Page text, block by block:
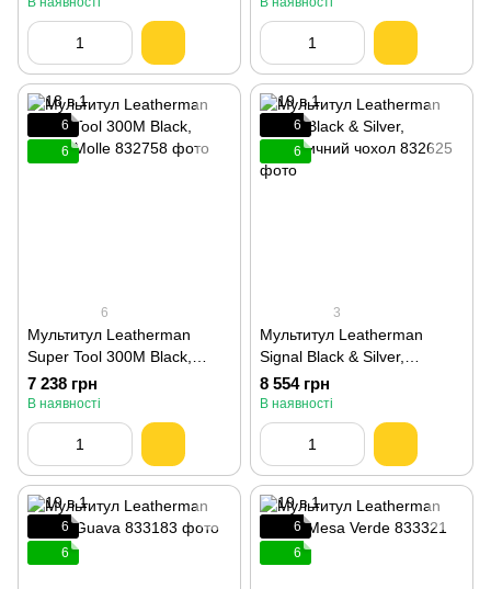
6
6
6
Мультитул Leatherman
Super Tool 300M Black,
чохол Molle 832758
7 238 грн
В наявності
6
6
3
Мультитул Leatherman
Signal Black & Silver,
синтетичний чохол 832625
8 554 грн
В наявності
6
6
6
6